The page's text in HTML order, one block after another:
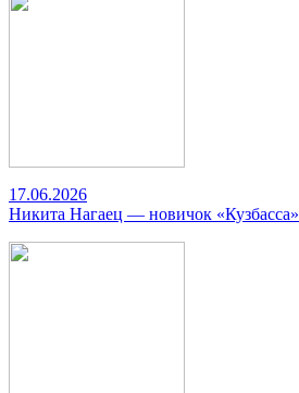
17.06.2026
Никита Нагаец — новичок «Кузбасса»